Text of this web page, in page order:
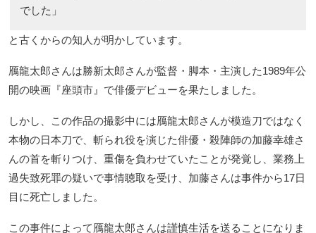
でした」
と古くからの知人が明かしています。
鴈龍太郎さんは勝新太郎さんが監督・脚本・主演した1989年公
開の映画『座頭市』で俳優デビューを果たしました。
しかし、この作品の撮影中には鴈龍太郎さんが模造刀ではなく
本物の日本刀で、斬られ役を演じた俳優・殺陣師の加藤幸雄さ
んの首を斬りつけ、重傷を負わせていたことが発覚し、業務上
過失致死罪の疑いで事情聴取を受け、加藤さんは事件から17日
目に死亡しました。
この事件によって鴈龍太郎さんは謹慎生活を送ることになりま